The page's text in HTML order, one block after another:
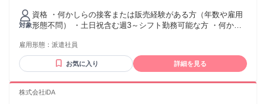
受け取れます（※上限、条件あり） 交通費：通勤交通費全額
支給 車の場合は規定によりガソリン代支給
対象
資格 ・何かしらの接客または販売経験がある方（年数や雇用
形態不問） ・土日祝含む週3～シフト勤務可能な方 ・何かし
方歓迎 ３ヶ月以上（長期）大歓迎
雇用形態： 派遣社員
お気に入り 詳細を見る
株式会社iDA